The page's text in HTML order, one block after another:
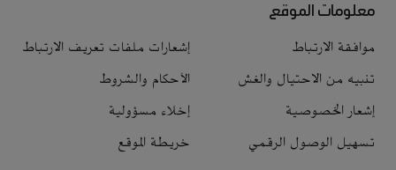
معلومات الموقع
موافقة الارتباط
إشعارات ملفات تعريف الارتباط
تنبيه من الاحتيال والغش
الأحكام والشروط
إشعار الخصوصية
إخلاء مسؤولية
تسهيل الوصول الرقمي
خريطة الموقع